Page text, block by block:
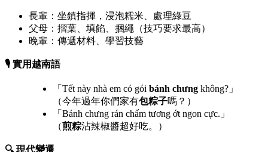
長輩：坐鎮指揮，浸泡糯米、處理綠豆
父母：摺葉、填餡、捆繩（技巧要求最高）
晚輩：傳遞材料、學習技藝
🎙️ 實用越南語
「Tết này nhà em có gói bánh chưng không?」
（今年過年你們家有包粽子嗎？）
「Bánh chưng rán chấm tương ớt ngon cực.」
（煎粽沾辣椒醬超好吃。）
🔍 現代變遷